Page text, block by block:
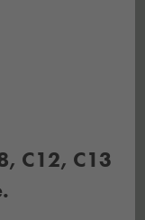
C12, C13